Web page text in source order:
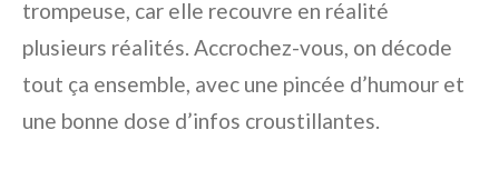
trompeuse, car elle recouvre en réalité
plusieurs réalités. Accrochez-vous, on décode
tout ça ensemble, avec une pincée d’humour et
une bonne dose d’infos croustillantes.